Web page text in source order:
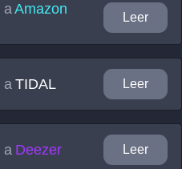
aAmazon
Leer
aTIDAL Leer
a Deezer Leer